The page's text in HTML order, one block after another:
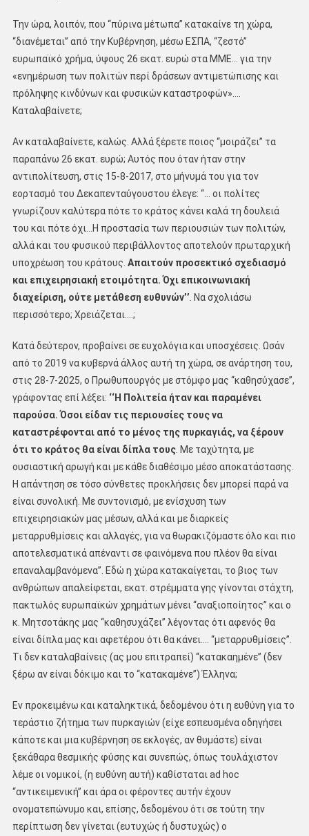
Την ώρα, λοιπόν, που ‘‘πύρινα μέτωπα’’ κατακαίνε τη χώρα,
‘‘διανέμεται’’ από την Κυβέρνηση, μέσω ΕΣΠΑ, ‘‘ζεστό’’
ευρωπαϊκό χρήμα, ύψους 26 εκατ. ευρώ στα ΜΜΕ… για την
«ενημέρωση των πολιτών περί δράσεων αντιμετώπισης και
πρόληψης κινδύνων και φυσικών καταστροφών»….
Καταλαβαίνετε;
Αν καταλαβαίνετε, καλώς. Αλλά ξέρετε ποιος ‘‘μοιράζει’’ τα
παραπάνω 26 εκατ. ευρώ; Αυτός που όταν ήταν στην
αντιπολίτευση, στις 15-8-2017, στο μήνυμά του για τον
εορτασμό του Δεκαπενταύγουστου έλεγε: ‘‘… οι πολίτες
γνωρίζουν καλύτερα πότε το κράτος κάνει καλά τη δουλειά
του και πότε όχι…Η προστασία των περιουσιών των πολιτών,
αλλά και του φυσικού περιβάλλοντος αποτελούν πρωταρχική
υποχρέωση του κράτους. Απαιτούν προσεκτικό σχεδιασμό
και επιχειρησιακή ετοιμότητα. Όχι επικοινωνιακή
διαχείριση, ούτε μετάθεση ευθυνών’’ . Να σχολιάσω
περισσότερο; Χρειάζεται….;
Κατά δεύτερον, προβαίνει σε ευχολόγια και υποσχέσεις. Ωσάν
από το 2019 να κυβερνά άλλος αυτή τη χώρα, σε ανάρτηση του,
στις 28-7-2025, ο Πρωθυπουργός με στόμφο μας ‘‘καθησύχασε’’,
γράφοντας επί λέξει: ‘‘Η Πολιτεία ήταν και παραμένει
παρούσα. Όσοι είδαν τις περιουσίες τους να
καταστρέφονται από το μένος της πυρκαγιάς, να ξέρουν
ότι το κράτος θα είναι δίπλα τους. Με ταχύτητα, με
ουσιαστική αρωγή και με κάθε διαθέσιμο μέσο αποκατάστασης.
Η απάντηση σε τόσο σύνθετες προκλήσεις δεν μπορεί παρά να
είναι συνολική. Με συντονισμό, με ενίσχυση των
επιχειρησιακών μας μέσων, αλλά και με διαρκείς
μεταρρυθμίσεις και αλλαγές, για να θωρακιζόμαστε όλο και πιο
αποτελεσματικά απέναντι σε φαινόμενα που πλέον θα είναι
επαναλαμβανόμενα’’. Εδώ η χώρα κατακαίγεται, το βιος των
ανθρώπων απαλείφεται, εκατ. στρέμματα γης γίνονται στάχτη,
πακτωλός ευρωπαϊκών χρημάτων μένει ‘‘αναξιοποίητος’’ και ο
κ. Μητσοτάκης μας ‘‘καθησυχάζει’’ λέγοντας ότι αφενός θα
είναι δίπλα μας και αφετέρου ότι θα κάνει…. ‘‘μεταρρυθμίσεις’’.
Τι δεν καταλαβαίνεις (ας μου επιτραπεί) ‘‘κατακαημένε’’ (δεν
ξέρω αν είναι δόκιμο και το ‘‘κατακαμένε’’) Έλληνα;
Εν προκειμένω και καταληκτικά, δεδομένου ότι η ευθύνη για το
τεράστιο ζήτημα των πυρκαγιών (είχε εσπευσμένα οδηγήσει
κάποτε και μια κυβέρνηση σε εκλογές, αν θυμάστε) είναι
ξεκάθαρα θεσμικής φύσης και συνεπώς, όπως τουλάχιστον
λέμε οι νομικοί, (η ευθύνη αυτή) καθίσταται ad hoc
‘‘αντικειμενική’’ και άρα οι φέροντες αυτήν έχουν
ονοματεπώνυμο και, επίσης, δεδομένου ότι σε τούτη την
περίπτωση δεν γίνεται (ευτυχώς ή δυστυχώς) ο